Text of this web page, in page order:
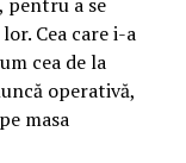
Cea care i-a
cea de la
operativă,
masa